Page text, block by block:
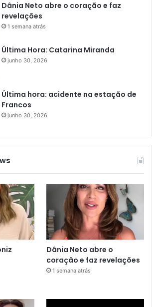
Dânia Neto abre o coração e faz
revelações
1 semana atrás
Última Hora: Catarina Miranda
junho 30, 2026
Última hora: acidente na estação de
Francos
junho 30, 2026
Dânia Neto abre o
coração e faz revelações
1 semana atrás